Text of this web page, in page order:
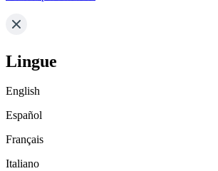
Lingue
English
Español
Français
Italiano